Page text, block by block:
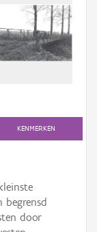
KENMERKEN
begrensd
door